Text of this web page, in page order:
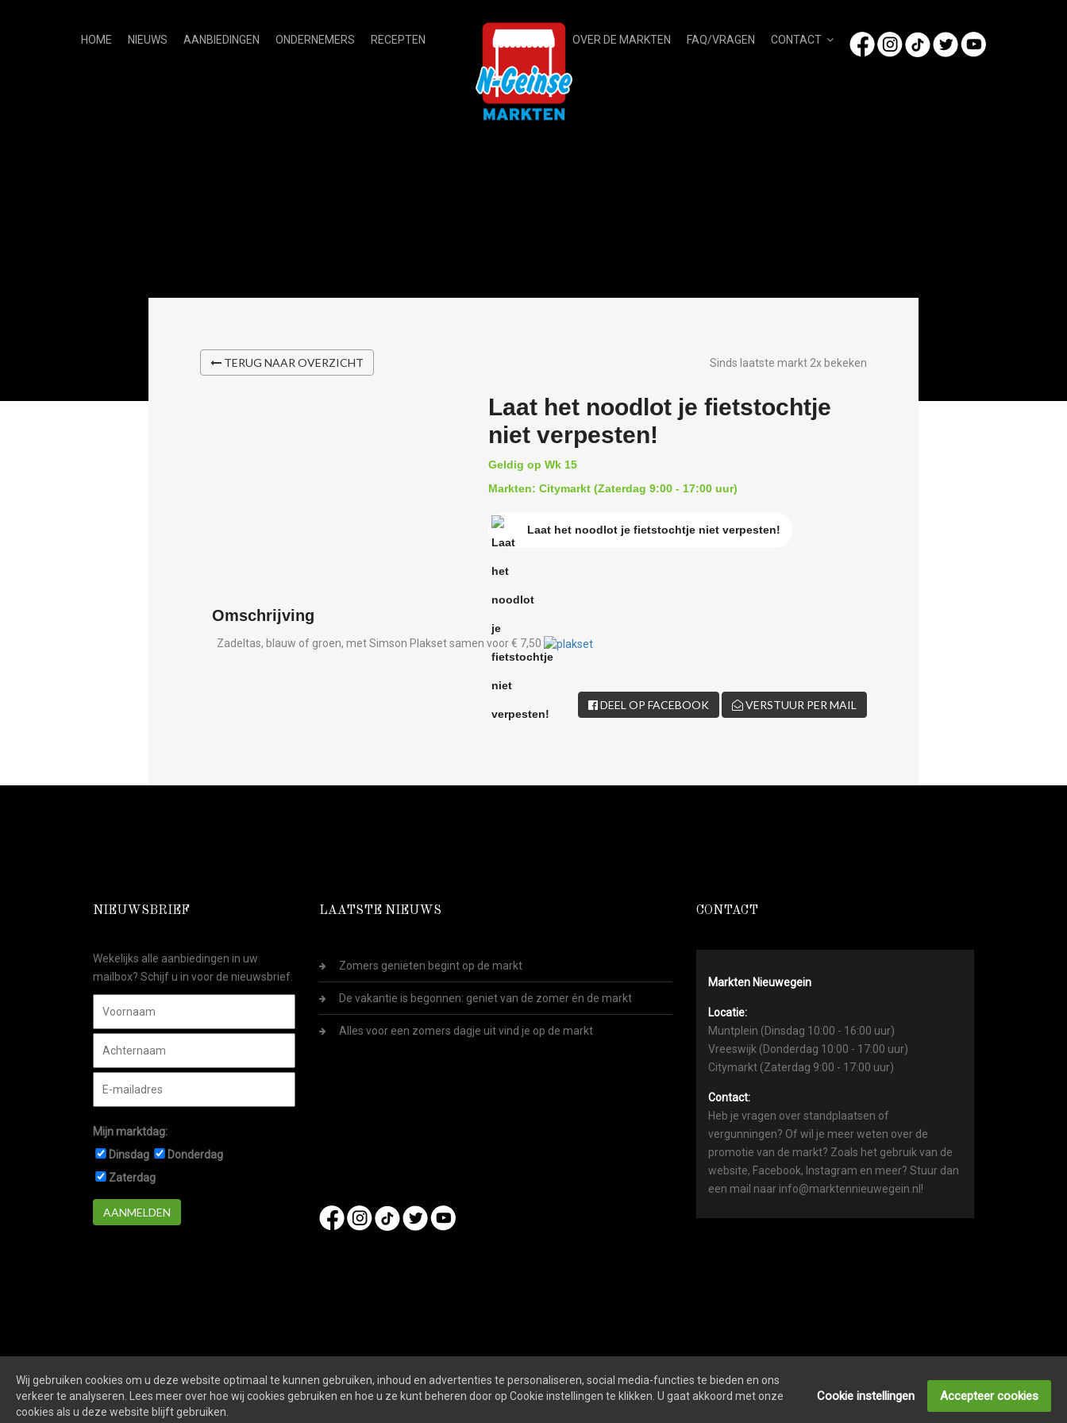
HOME NIEUWS AANBIEDINGEN ONDERNEMERS RECEPTEN OVER DE MARKTEN FAQ/VRAGEN CONTACT
TERUG NAAR OVERZICHT Sinds laatste markt 2x bekeken
Laat het noodlot je fietstochtje
niet verpesten!
Geldig op Wk 15
Markten: Citymarkt (Zaterdag 9:00 - 17:00 uur)
Laat het noodlot je fietstochtje niet verpesten!
Omschrijving
Zadeltas, blauw of groen, met Simson Plakset samen voor € 7,50
DEEL OP FACEBOOK VERSTUUR PER MAIL
NIEUWSBRIEF
Wekelijks alle aanbiedingen in uw
mailbox? Schijf u in voor de nieuwsbrief.
Mijn marktdag:
Dinsdag
Donderdag
Zaterdag
AANMELDEN
LAATSTE NIEUWS
Zomers genieten begint op de markt
De vakantie is begonnen: geniet van de zomer én de markt
Alles voor een zomers dagje uit vind je op de markt
CONTACT
Markten Nieuwegein
Locatie:
Muntplein (Dinsdag 10:00 - 16:00 uur)
Vreeswijk (Donderdag 10:00 - 17:00 uur)
Citymarkt (Zaterdag 9:00 - 17:00 uur)
Contact:
Heb je vragen over standplaatsen of
vergunningen? Of wil je meer weten over de
promotie van de markt? Zoals het gebruik van de
website, Facebook, Instagram en meer? Stuur dan
een mail naar info@marktennieuwegein.nl!
Marktennieuwegein.nlis een website vanDe Markt Online ALGEMENE VOORWAARDEN PRIVACY- EN COOKIEVERKLARING
ONDERNEMERS LOGIN
SOCIALS
Wij gebruiken cookies om u deze website optimaal te kunnen gebruiken, inhoud en advertenties te personaliseren, social media-functies te bieden en ons
verkeer te analyseren. Lees meer over hoe wij cookies gebruiken en hoe u ze kunt beheren door op Cookie instellingen te klikken. U gaat akkoord met onze
cookies als u deze website blijft gebruiken.
Cookie instellingen Accepteer cookies